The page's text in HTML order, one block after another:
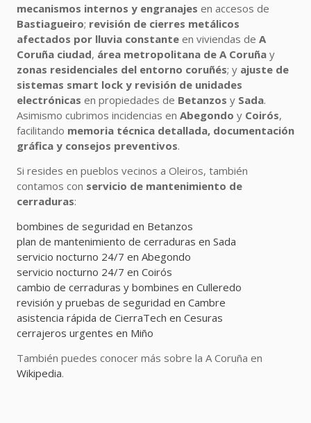
mecanismos internos y engranajes en accesos de
Bastiagueiro; revisión de cierres metálicos
afectados por lluvia constante en viviendas de A
Coruña ciudad, área metropolitana de A Coruña y
zonas residenciales del entorno coruñés; y ajuste de
sistemas smart lock y revisión de unidades
electrónicas en propiedades de Betanzos y Sada.
Asimismo cubrimos incidencias en Abegondo y Coirós,
facilitando memoria técnica detallada, documentación
gráfica y consejos preventivos.
Si resides en pueblos vecinos a Oleiros, también
contamos con servicio de mantenimiento de
cerraduras:
bombines de seguridad en Betanzos
plan de mantenimiento de cerraduras en Sada
servicio nocturno 24/7 en Abegondo
servicio nocturno 24/7 en Coirós
cambio de cerraduras y bombines en Culleredo
revisión y pruebas de seguridad en Cambre
asistencia rápida de CierraTech en Cesuras
cerrajeros urgentes en Miño
También puedes conocer más sobre la A Coruña en
Wikipedia.